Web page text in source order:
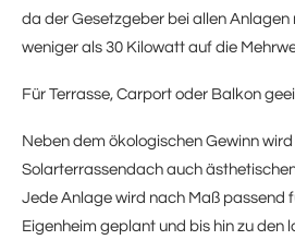
da der Gesetzgeber bei allen Anlagen
weniger als 30 Kilowatt auf die
Für Terrasse, Carport oder Balkon
Neben dem ökologischen Gewinn
Solarterrassendach auch
Jede Anlage wird nach Maß passend
Eigenheim geplant und bis hin zu den